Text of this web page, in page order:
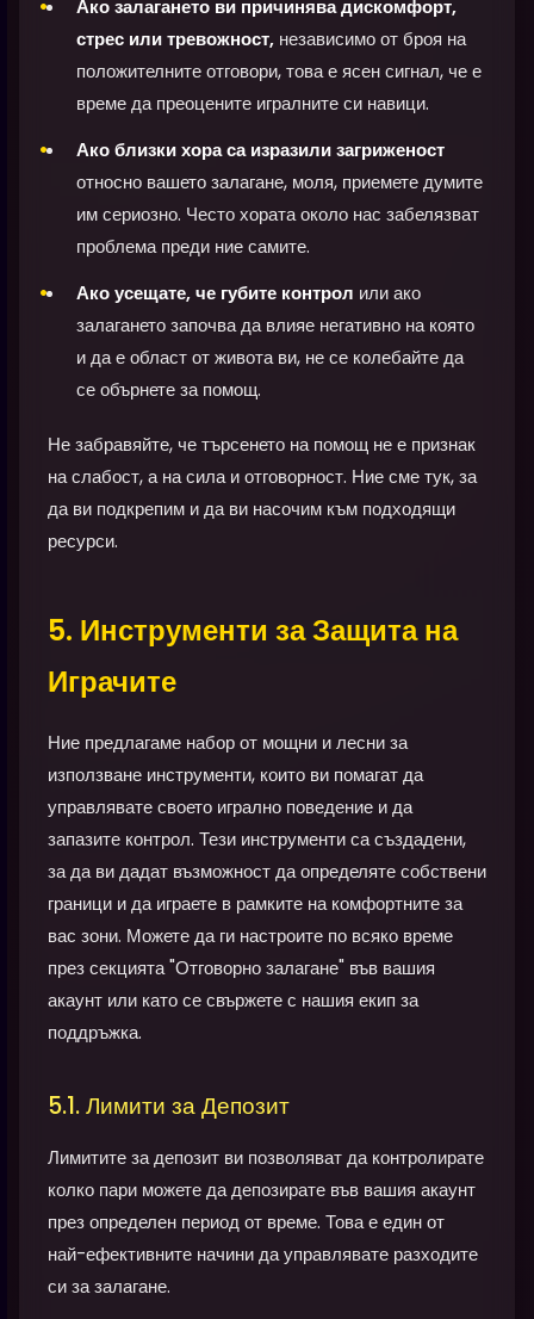
Ако залагането ви причинява дискомфорт,
стрес или тревожност, независимо от броя на
положителните отговори, това е ясен сигнал, че е
време да преоцените игралните си навици.
Ако близки хора са изразили загриженост
относно вашето залагане, моля, приемете думите
им сериозно. Често хората около нас забелязват
проблема преди ние самите.
Ако усещате, че губите контрол или ако
залагането започва да влияе негативно на която
и да е област от живота ви, не се колебайте да
се обърнете за помощ.
Не забравяйте, че търсенето на помощ не е признак
на слабост, а на сила и отговорност. Ние сме тук, за
да ви подкрепим и да ви насочим към подходящи
ресурси.
5. Инструменти за Защита на
Играчите
Ние предлагаме набор от мощни и лесни за
използване инструменти, които ви помагат да
управлявате своето игрално поведение и да
запазите контрол. Тези инструменти са създадени,
за да ви дадат възможност да определяте собствени
граници и да играете в рамките на комфортните за
вас зони. Можете да ги настроите по всяко време
през секцията "Отговорно залагане" във вашия
акаунт или като се свържете с нашия екип за
поддръжка.
5.1. Лимити за Депозит
Лимитите за депозит ви позволяват да контролирате
колко пари можете да депозирате във вашия акаунт
през определен период от време. Това е един от
най-ефективните начини да управлявате разходите
си за залагане.